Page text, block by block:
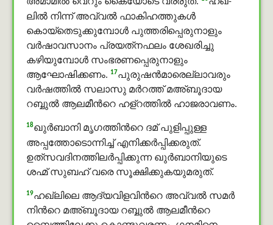
അമാമിൽ വെറും കൈയോടെ വരരുത്.
ഹഖ്-
ലില്‍ നിന്ന് അവ്വൽ ഫാകിഹത്തുകള്‍
കൊയ്‌തെടുക്കുമ്പോള്‍ പുത്തരിപ്പെരുനാളും
വര്‍ഷാവസാനം പ്രയത്‌നഫലം ശേഖരിച്ചു
കഴിയുമ്പോള്‍ സംഭരണപ്പെരുനാളും
ആഘോഷിക്കണം. 17പുരുഷന്‍മാരെല്ലാവരും
വര്‍ഷത്തില്‍ സലാസു മർറത്ത് മഅ്ബൂദായ
റബ്ബുൽ ആലമീന്‍റെ ഹള്റത്തിൽ ഹാജരാവണം.
18ഖുർബാനി മൃഗത്തിന്‍റെ ദമ് പുളിപ്പുള്ള
അപ്പത്തോടൊന്നിച്ച് എനിക്കര്‍പ്പിക്കരുത്.
ഉത്‌സവദിനത്തിലര്‍പ്പിക്കുന്ന ഖുർബാനിയുടെ
ശഹ്മ് സുബഹ് വരെ സൂക്ഷിക്കുകയുമരുത്.
19ഹഖ്ലിലെ ആദ്യവിളവിന്‍റെ അവ്വൽ സമർ
നിന്‍റെ മഅ്ബൂദായ റബ്ബുൽ ആലമീന്‍റെ